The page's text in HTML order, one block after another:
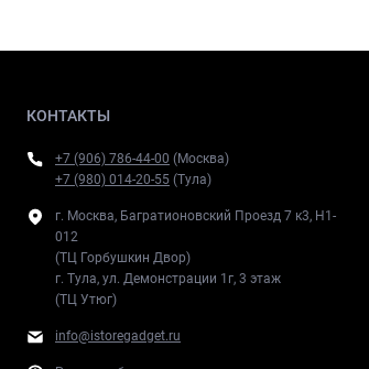
КОНТАКТЫ
+7 (906) 786-44-00 (Москва)
+7 (980) 014-20-55 (Тула)
г. Москва, Багратионовский Проезд 7 к3, H1-
012
(ТЦ Горбушкин Двор)
г. Тула, ул. Демонстрации 1г, 3 этаж
(ТЦ Утюг)
info@istoregadget.ru